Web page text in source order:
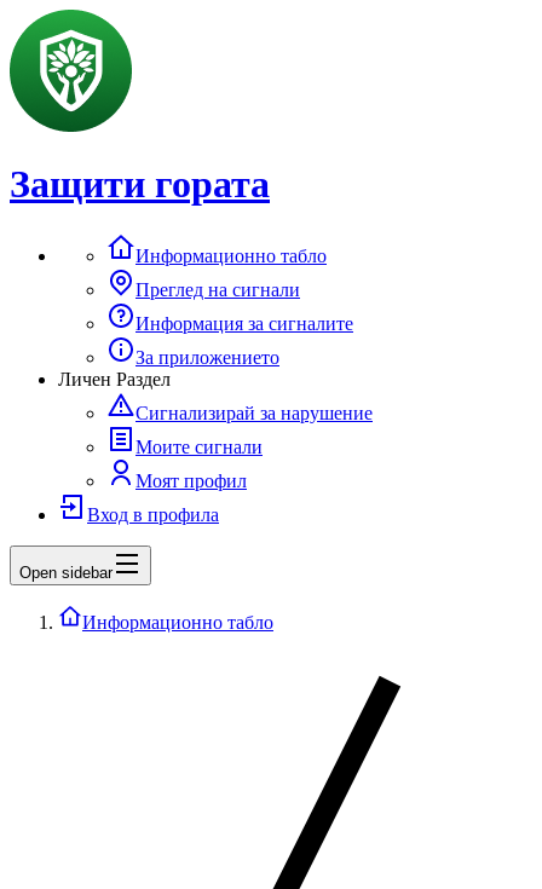
Защити гората
Информационно табло
Преглед на сигнали
Информация за сигналите
За приложението
Личен Раздел
Сигнализирай за нарушение
Моите сигнали
Моят профил
Вход в профила
Open sidebar
Информационно табло